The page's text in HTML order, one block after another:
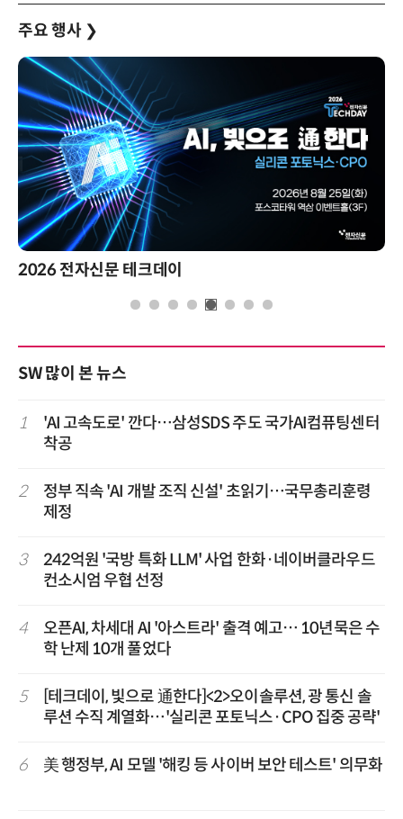
주요 행사 ❯
제8회 AI정부 혁신 콘퍼런스
SW 많이 본 뉴스
1
'AI 고속도로' 깐다…삼성SDS 주도 국가AI컴퓨팅센터
착공
2
정부 직속 'AI 개발 조직 신설' 초읽기…국무총리훈령
제정
3
242억원 '국방 특화 LLM' 사업 한화·네이버클라우드
컨소시엄 우협 선정
4
오픈AI, 차세대 AI '아스트라' 출격 예고… 10년묵은 수
학 난제 10개 풀었다
5
[테크데이, 빛으로 通한다]<2>오이솔루션, 광 통신 솔
루션 수직 계열화…'실리콘 포토닉스·CPO 집중 공략'
6 美 행정부, AI 모델 '해킹 등 사이버 보안 테스트' 의무화